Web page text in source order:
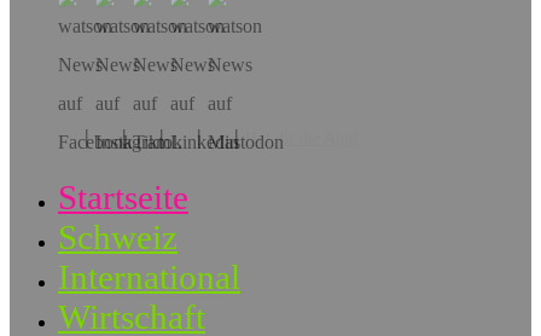
Hol dir die App!
Startseite
Schweiz
International
Wirtschaft